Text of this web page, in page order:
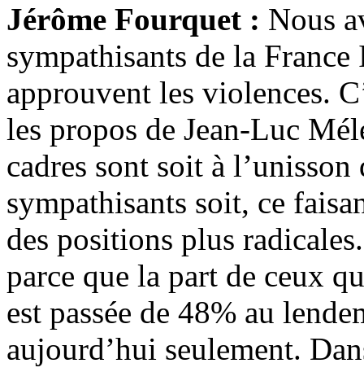
Jérôme Fourquet : Nous
sympathisants de la
approuvent les violences.
les propos de Jean-Luc
cadres sont soit à
sympathisants soit, ce
des positions plus
parce que la part de ceux
est passée de 48% au
aujourd’hui seulement.